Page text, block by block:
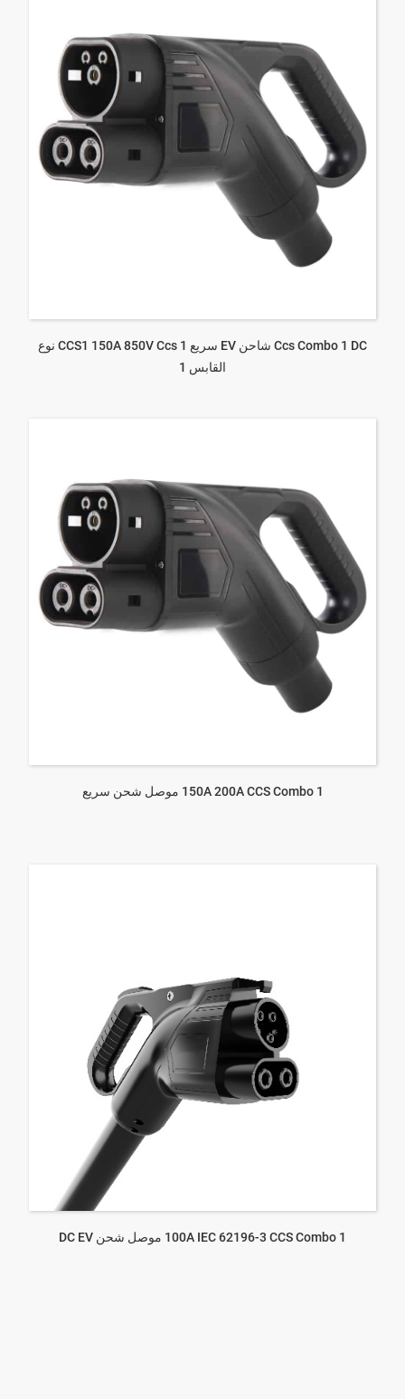
Ccs Combo 1 DC شاحن EV سريع CCS1 150A 850V Ccs 1 نوع
القابس 1
150A 200A CCS Combo 1 موصل شحن سريع
100A IEC 62196-3 CCS Combo 1 موصل شحن DC EV